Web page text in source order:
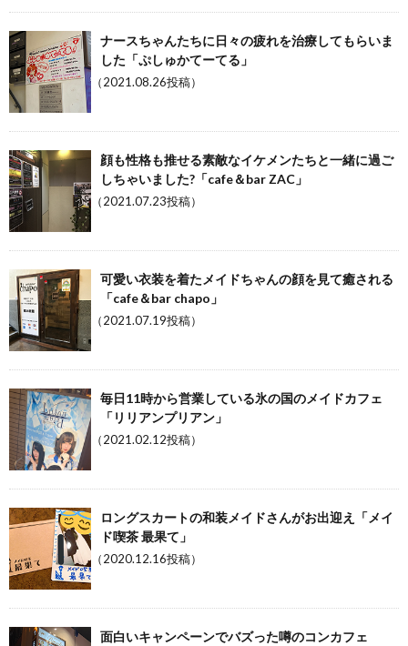
ナースちゃんたちに日々の疲れを治療してもらいま
した「ぷしゅかてーてる」
（2021.08.26投稿）
顔も性格も推せる素敵なイケメンたちと一緒に過ご
しちゃいました?「cafe＆bar ZAC」
（2021.07.23投稿）
可愛い衣装を着たメイドちゃんの顔を見て癒される
「cafe＆bar chapo」
（2021.07.19投稿）
毎日11時から営業している氷の国のメイドカフェ
「リリアンプリアン」
（2021.02.12投稿）
ロングスカートの和装メイドさんがお出迎え「メイ
ド喫茶 最果て」
（2020.12.16投稿）
面白いキャンペーンでバズった噂のコンカフェ